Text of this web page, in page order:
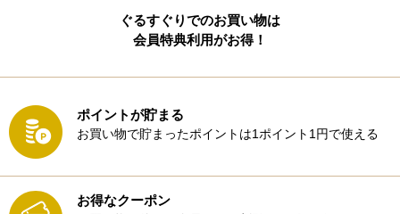
ぐるすぐりでのお買い物は
会員特典利用がお得！
ポイントが貯まる
お買い物で貯まったポイントは1ポイント1円で使える
お得なクーポン